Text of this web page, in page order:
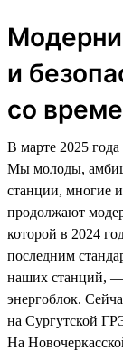
и
со
В марте 2025
Мы молоды,
станции, многие
продолжают
которой в 2024
последним
наших станций,
энергоблок.
на Сургутской
На